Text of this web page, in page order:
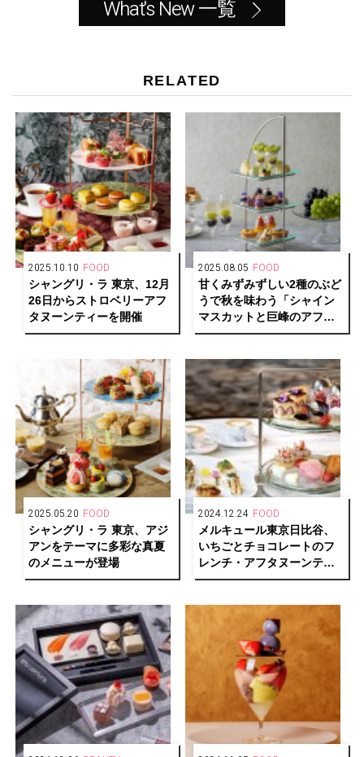
What's New 一覧
RELATED
2025.10.10 FOOD
シャングリ・ラ 東京、12月
26日からストロベリーアフ
タヌーンティーを開催
2025.08.05 FOOD
甘くみずみずしい2種のぶど
うで秋を味わう「シャイン
マスカットと巨峰のアフタ
ヌーンティー」
2025.05.20 FOOD
シャングリ・ラ 東京、アジ
アンをテーマに多彩な真夏
のメニューが登場
2024.12.24 FOOD
メルキュール東京日比谷、
いちごとチョコレートのフ
レンチ・アフタヌーンティ
ーを開始